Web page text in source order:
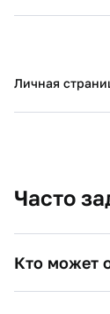
Личная
Часто
Кто может